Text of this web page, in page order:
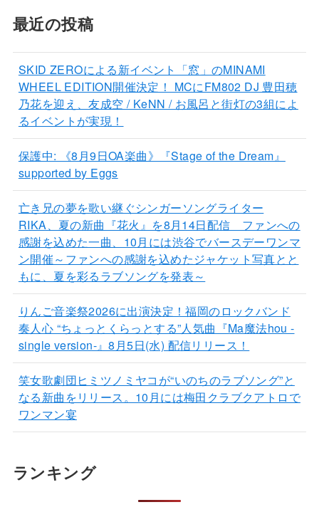
最近の投稿
SKID ZEROによる新イベント「窓」のMINAMI
WHEEL EDITION開催決定！ MCにFM802 DJ 豊田穂
乃花を迎え、友成空 / KeNN / お風呂と街灯の3組によ
るイベントが実現！
保護中: 《8月9日OA楽曲》『Stage of the Dream』
supported by Eggs
亡き兄の夢を歌い継ぐシンガーソングライター
RIKA、夏の新曲『花火』を8月14日配信 ファンへの
感謝を込めた一曲、10月には渋谷でバースデーワンマ
ン開催～ファンへの感謝を込めたジャケット写真とと
もに、夏を彩るラブソングを発表～
りんご音楽祭2026に出演決定！福岡のロックバンド
奏人心 “ちょっとくらっとする”人気曲『Ma魔法hou -
single version-』8月5日(水) 配信リリース！
笑女歌劇団ヒミツノミヤコが“いのちのラブソング”と
なる新曲をリリース。10月には梅田クラブクアトロで
ワンマン宴
ランキング